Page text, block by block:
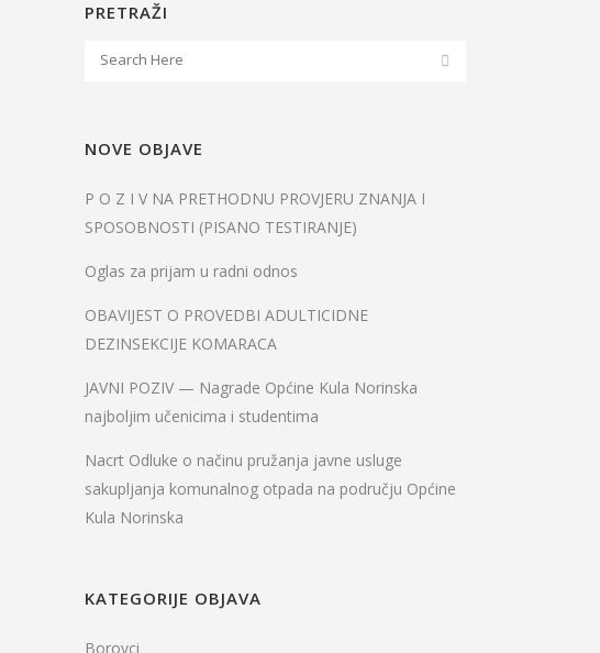
PRETRAŽI
NOVE OBJAVE
P O Z I V NA PRETHODNU PROVJERU ZNANJA I
SPOSOBNOSTI (PISANO TESTIRANJE)
Oglas za prijam u radni odnos
OBAVIJEST O PROVEDBI ADULTICIDNE
DEZINSEKCIJE KOMARACA
JAVNI POZIV — Nagrade Općine Kula Norinska
najboljim učenicima i studentima
Nacrt Odluke o načinu pružanja javne usluge
sakupljanja komunalnog otpada na području Općine
Kula Norinska
KATEGORIJE OBJAVA
Borovci